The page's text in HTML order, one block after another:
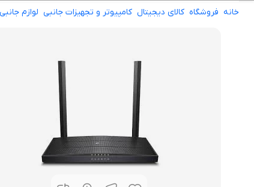
خانه فروشگاه کالای دیجیتال کامپیوتر و تجهیزات جانبی لوازم